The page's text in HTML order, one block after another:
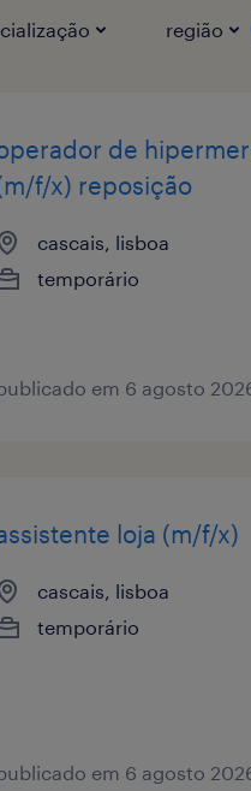
região
de
f/x) reposição
cascais, lisboa
temporário
em 6 agosto
loja (m/f/x)
cascais, lisboa
temporário
em 6 agosto